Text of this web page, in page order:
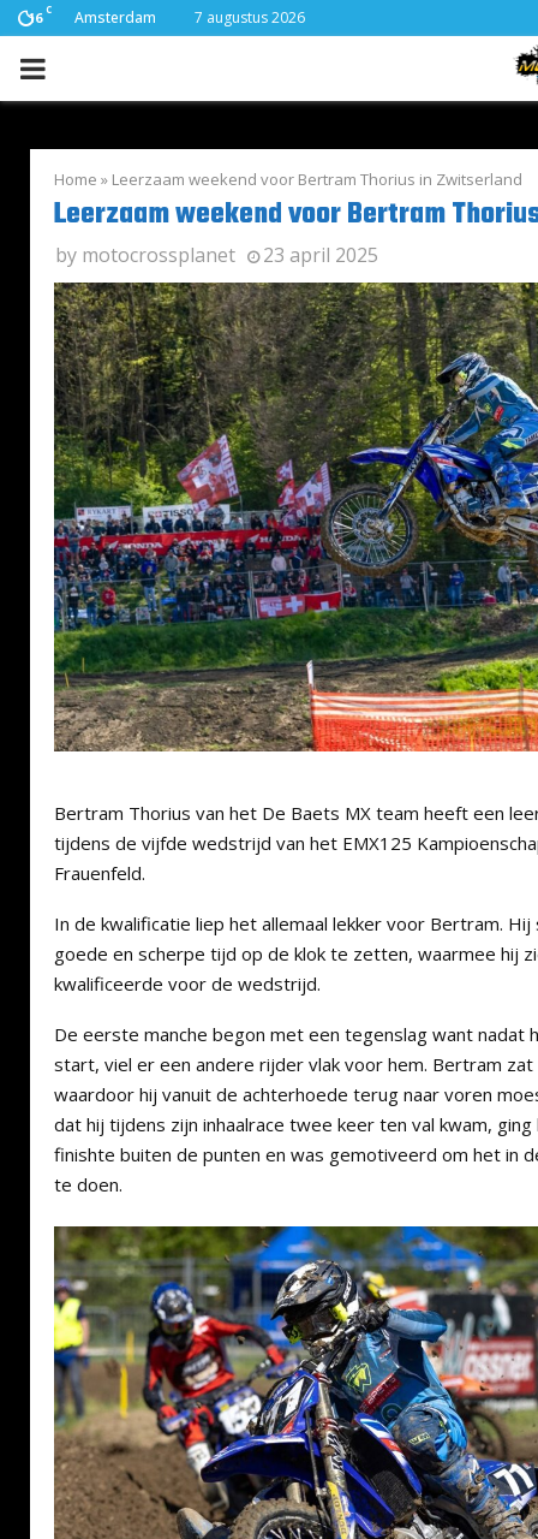
16 C Amsterdam 7 augustus 2026
PRIMARY
Home » Leerzaam weekend voor Bertram Thorius in Zwitserland
Leerzaam weekend voor Bertram
by motocrossplanet 23 april 2025
Bertram Thorius van het De Baets MX team heeft een
tijdens de vijfde wedstrijd van het EMX125
Frauenfeld.
In de kwalificatie liep het allemaal lekker voor Bertram.
goede en scherpe tijd op de klok te zetten, waarmee hij
kwalificeerde voor de wedstrijd.
De eerste manche begon met een tegenslag want nadat
start, viel er een andere rijder vlak voor hem. Bertram
waardoor hij vanuit de achterhoede terug naar voren
dat hij tijdens zijn inhaalrace twee keer ten val kwam,
finishte buiten de punten en was gemotiveerd om het in
te doen.